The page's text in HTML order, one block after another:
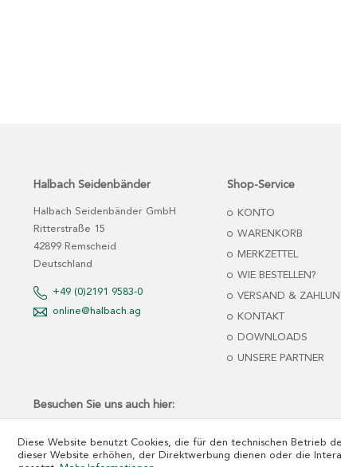
Halbach Seidenbänder
Halbach Seidenbänder GmbH
Ritterstraße 15
42899 Remscheid
Deutschland
+49 (0)2191 9583-0
online@halbach.ag
Shop-Service
KONTO
WARENKORB
MERKZETTEL
WIE BESTELLEN?
VERSAND &
KONTAKT
DOWNLOADS
UNSERE PARTNER
Besuchen Sie uns auch hier:
Diese Website benutzt Cookies, die für den technischen Betrieb
dieser Website erhöhen, der Direktwerbung dienen oder die